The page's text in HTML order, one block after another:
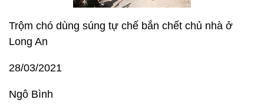
Trộm chó dùng súng tự chế bắn chết chủ nhà ở
Long An
28/03/2021
Ngô Bình